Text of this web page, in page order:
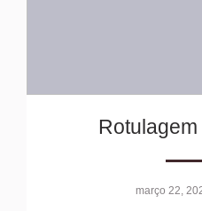
Rotulagem
março 22,